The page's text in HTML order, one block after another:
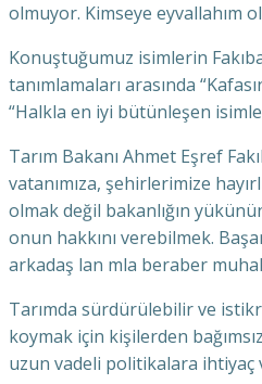
olmuyor. Kimseye eyvallahım
Konuştuğumuz isimlerin
tanımlamaları arasında
“Halkla en iyi bütünleşen
Tarım Bakanı Ahmet Eşref
vatanımıza, şehirlerimize
olmak değil bakanlığın
onun hakkını verebilmek.
arkadaş lan mla beraber
Tarımda sürdürülebilir ve
koymak için kişilerden
uzun vadeli politikalara ihtiyaç